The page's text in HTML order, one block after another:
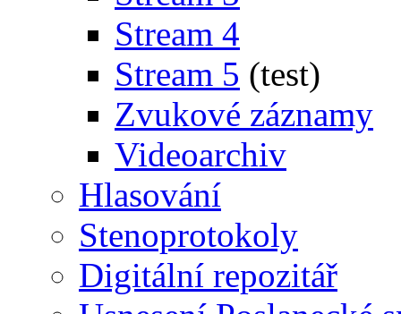
Stream 4
Stream 5 (test)
Zvukové záznamy
Videoarchiv
Hlasování
Stenoprotokoly
Digitální repozitář